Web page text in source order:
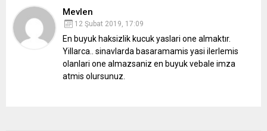
Mevlen
12 Şubat 2019, 17:09
En buyuk haksizlik kucuk yaslari one almaktır.
Yillarca.. sinavlarda basaramamis yasi ilerlemis
olanlari one almazsaniz en buyuk vebale imza
atmis olursunuz.